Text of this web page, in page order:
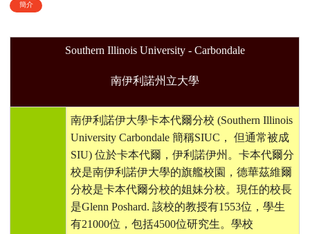
簡介
Southern Illinois University - Carbondale
南伊利諾州立大學
南伊利諾伊大學卡本代爾分校 (Southern Illinois
University Carbondale簡稱SIUC ，
但通常被成
SIU)位於卡本代爾，伊利諾伊州。卡本代爾分
校是南伊利諾伊大學的旗艦校園，德華茲維爾
分校是卡本代爾分校的姐妹分校。現任的校長
是Glenn Poshard.該校的教授有1553位，學生
有21000位，包括4500位研究生。學校